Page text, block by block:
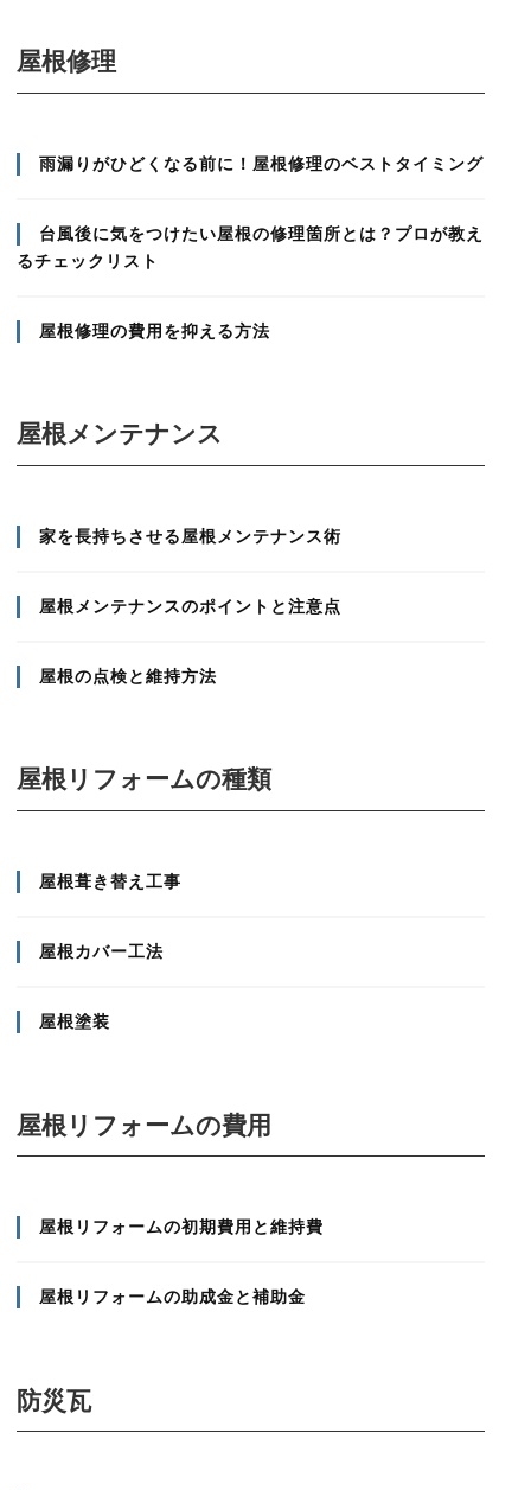
屋根修理
雨漏りがひどくなる前に！屋根修理のベストタイミング
台風後に気をつけたい屋根の修理箇所とは？プロが教え
るチェックリスト
屋根修理の費用を抑える方法
屋根メンテナンス
家を長持ちさせる屋根メンテナンス術
屋根メンテナンスのポイントと注意点
屋根の点検と維持方法
屋根リフォームの種類
屋根葺き替え工事
屋根カバー工法
屋根塗装
屋根リフォームの費用
屋根リフォームの初期費用と維持費
屋根リフォームの助成金と補助金
防災瓦